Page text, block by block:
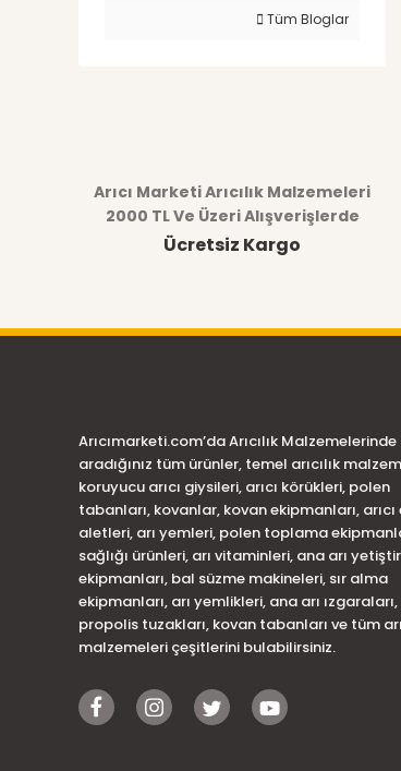
Tüm Bloglar
Arıcı Marketi Arıcılık Malzemeleri
2000 TL Ve Üzeri Alışverişlerde
Ücretsiz Kargo
Arıcımarketi.com’da Arıcılık Malzemelerinde
aradığınız tüm ürünler, temel arıcılık
koruyucu arıcı giysileri, arıcı körükleri, polen
tabanları, kovanlar, kovan ekipmanları, arıcı
aletleri, arı yemleri, polen toplama
sağlığı ürünleri, arı vitaminleri, ana arı
ekipmanları, bal süzme makineleri, sır alma
ekipmanları, arı yemlikleri, ana arı ızgaraları,
propolis tuzakları, kovan tabanları ve tüm
malzemeleri çeşitlerini bulabilirsiniz.